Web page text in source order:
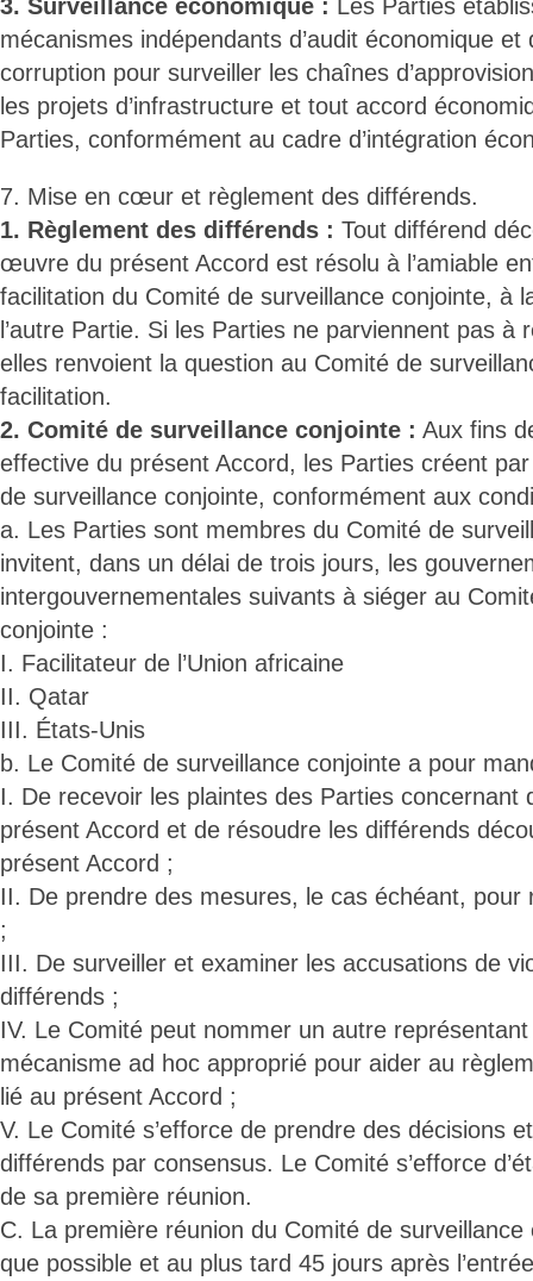
3. Surveillance économique : Les Parties
mécanismes indépendants d’audit économique
corruption pour surveiller les chaînes
les projets d’infrastructure et tout accord
Parties, conformément au cadre d’intégration
7. Mise en cœur et règlement des différends.
1. Règlement des différends : Tout différend
œuvre du présent Accord est résolu à l’amiable
facilitation du Comité de surveillance conjointe, à
l’autre Partie. Si les Parties ne parviennent pas à
elles renvoient la question au Comité de
facilitation.
2. Comité de surveillance conjointe : Aux fins
effective du présent Accord, les Parties créent
de surveillance conjointe, conformément aux
a. Les Parties sont membres du Comité de
invitent, dans un délai de trois jours, les
intergouvernementales suivants à siéger au
conjointe :
I. Facilitateur de l’Union africaine
II. Qatar
III. États-Unis
b. Le Comité de surveillance conjointe a pour
I. De recevoir les plaintes des Parties concernant
présent Accord et de résoudre les différends
présent Accord ;
II. De prendre des mesures, le cas échéant, pour
;
III. De surveiller et examiner les accusations de
différends ;
IV. Le Comité peut nommer un autre
mécanisme ad hoc approprié pour aider au
lié au présent Accord ;
V. Le Comité s’efforce de prendre des décisions
différends par consensus. Le Comité s’efforce
de sa première réunion.
C. La première réunion du Comité de surveillance
que possible et au plus tard 45 jours après